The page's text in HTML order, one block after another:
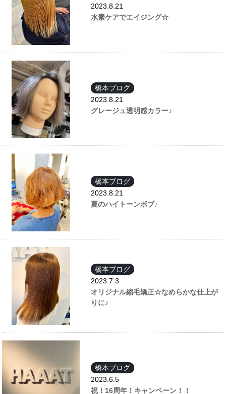
2023.8.21
水素ケアでエイジング☆
橋本ブログ
2023.8.21
グレージュ透明感カラー♪
橋本ブログ
2023.8.21
夏のハイトーンボブ♪
橋本ブログ
2023.7.3
オリジナル縮毛矯正☆なめらかな仕上が
りに♪
橋本ブログ
2023.6.5
祝！16周年！キャンペーン！！